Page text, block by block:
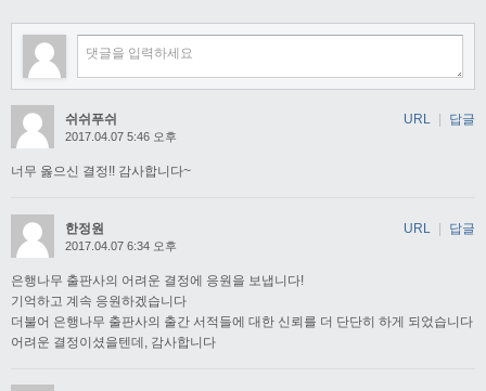
쉬쉬푸쉬
2017.04.07 5:46 오후
너무 옳으신 결정!! 감사합니다~
URL | 답글
한정원
2017.04.07 6:34 오후
은행나무 출판사의 어려운 결정에 응원을 보냅니다!
기억하고 계속 응원하겠습니다
더불어 은행나무 출판사의 출간 서적들에 대한 신뢰를 더 단단히 하게 되었습니다
어려운 결정이셨을텐데, 감사합니다
URL | 답글